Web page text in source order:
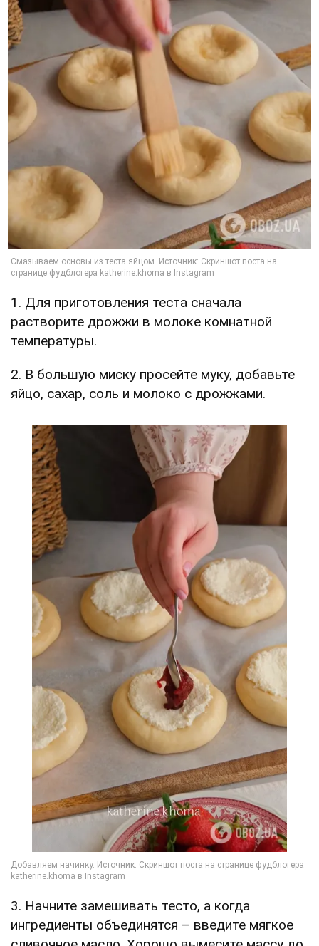
1. Для приготовления теста сначала
растворите дрожжи в молоке комнатной
температуры.
2. В большую миску просейте муку, добавьте
яйцо, сахар, соль и молоко с дрожжами.
3. Начните замешивать тесто, а когда
ингредиенты объединятся – введите мягкое